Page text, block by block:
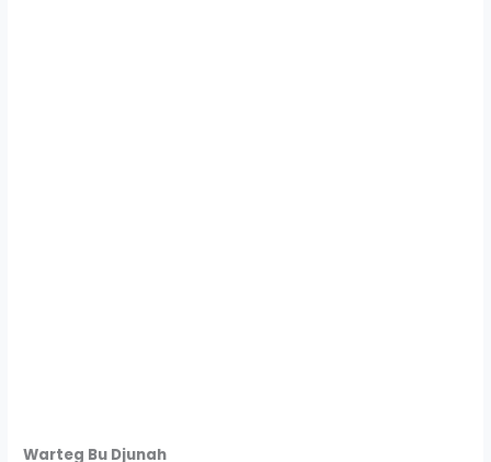
Warteg Bu Djunah